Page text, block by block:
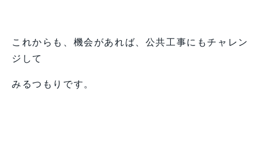
これからも、機会があれば、公共工事にもチャレン
ジして
みるつもりです。